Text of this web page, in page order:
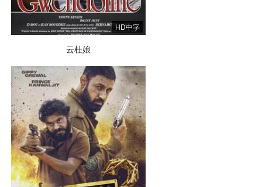
HD中字
云杜娘